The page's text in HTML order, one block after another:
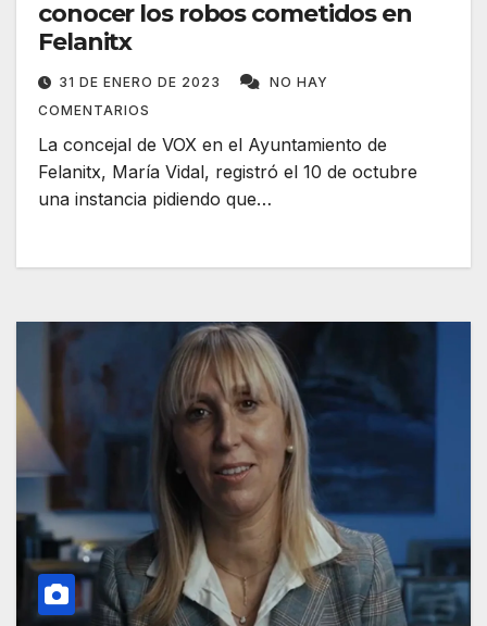
conocer los robos cometidos en
Felanitx
31 DE ENERO DE 2023
NO HAY
COMENTARIOS
La concejal de VOX en el Ayuntamiento de
Felanitx, María Vidal, registró el 10 de octubre
una instancia pidiendo que…